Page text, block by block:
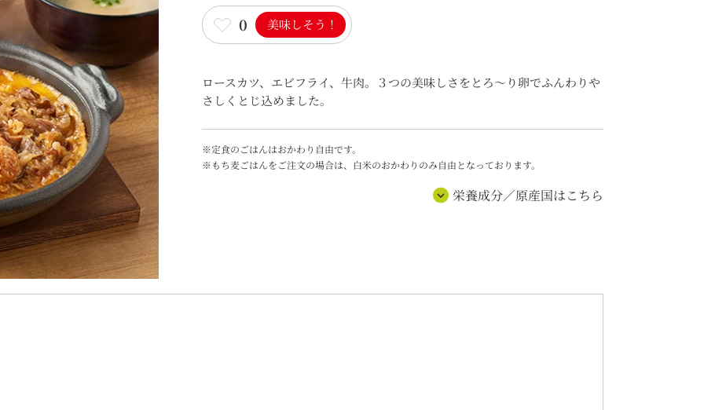
0 美味しそう！
ロースカツ、エビフライ、牛肉。３つの美味しさをとろ～り卵でふんわりや
さしくとじ込めました。
※定食のごはんはおかわり自由です。
※もち麦ごはんをご注文の場合は、白米のおかわりのみ自由となっております。
栄養成分／原産国はこちら